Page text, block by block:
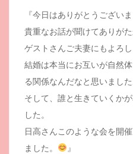
『今日はありがとうございま
貴重なお話が聞けてありがた
ゲストさんご夫妻にもよろし
結婚は本当にお互いが自然
る関係なんだなと思いました
そして、誰と生きていくか
した。
日高さんこのような会を開
ました。
』